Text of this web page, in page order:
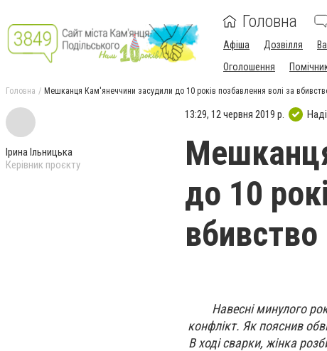
Головна
Афіша Дозвілля
Оголошення
Головна Мешканця Кам'янеччини засудили до 10 років позбавлення волі за
Ірина Ільницька
Керівник проєкту
13:29, 12 червня 2019 р.
до 10
вбивство
Навесні минулого
конфлікт. Як пояснив
В ході сварки, жінка